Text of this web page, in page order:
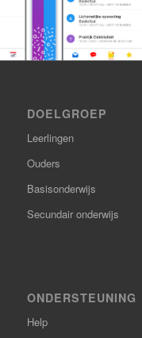
DOELGROEP
Leerlingen
Ouders
Basisonderwijs
Secundair onderwijs
ONDERSTEUNING
Help